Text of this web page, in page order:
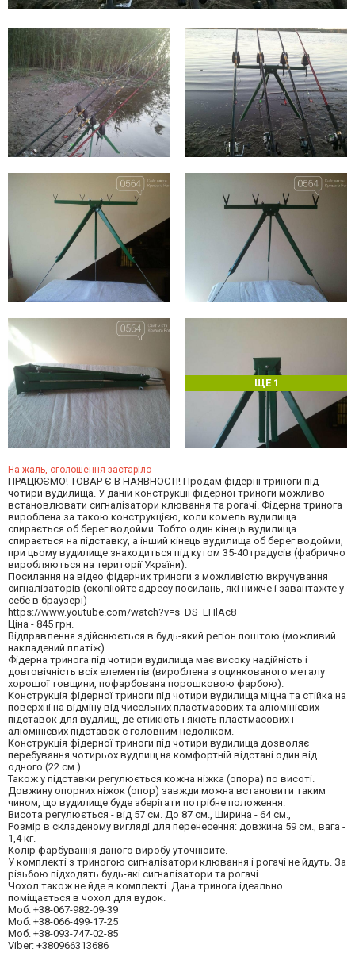
ЩЕ 1
На жаль, оголошення застаріло
ПРАЦЮЄМО! ТОВАР Є В НАЯВНОСТІ! Продам фідерні триноги під
чотири вудилища. У даній конструкції фідерної триноги можливо
встановлювати сигналізатори клювання та рогачі. Фідерна тринога
вироблена за такою конструкцією, коли комель вудилища
спирається об берег водойми. Тобто один кінець вудилища
спирається на підставку, а інший кінець вудилища об берег водойми,
при цьому вудилище знаходиться під кутом 35-40 градусів (фабрично
виробляються на території України).
Посилання на відео фідерних триноги з можливістю вкручування
сигналізаторів (скопіюйте адресу посилань, які нижче і завантажте у
себе в браузері)
https://www.youtube.com/watch?v=s_DS_LHlAc8
Ціна - 845 грн.
Відправлення здійснюється в будь-який регіон поштою (можливий
накладений платіж).
Фідерна тринога під чотири вудилища має високу надійність і
довговічність всіх елементів (вироблена з оцинкованого металу
хорошої товщини, пофарбована порошковою фарбою).
Конструкція фідерної триноги під чотири вудилища міцна та стійка на
поверхні на відміну від чисельних пластмасових та алюмінієвих
підставок для вудлищ, де стійкість і якість пластмасових і
алюмінієвих підставок є головним недоліком.
Конструкція фідерної триноги під чотири вудилища дозволяє
перебування чотирьох вудлищ на комфортній відстані один від
одного (22 см.).
Також у підставки регулюється кожна ніжка (опора) по висоті.
Довжину опорних ніжок (опор) завжди можна встановити таким
чином, що вудилище буде зберігати потрібне положення.
Висота регулюється - від 57 см. До 87 см., Ширина - 64 см.,
Розмір в складеному вигляді для перенесення: довжина 59 см., вага -
1,4 кг.
Колір фарбування даного виробу уточнюйте.
У комплекті з триногою сигналізатори клювання і рогачі не йдуть. За
різьбою підходять будь-які сигналізатори та рогачі.
Чохол також не йде в комплекті. Дана тринога ідеально
поміщається в чохол для вудок.
Моб. +38-067-982-09-39
Моб. +38-066-499-17-25
Моб. +38-093-747-02-85
Viber: +380966313686